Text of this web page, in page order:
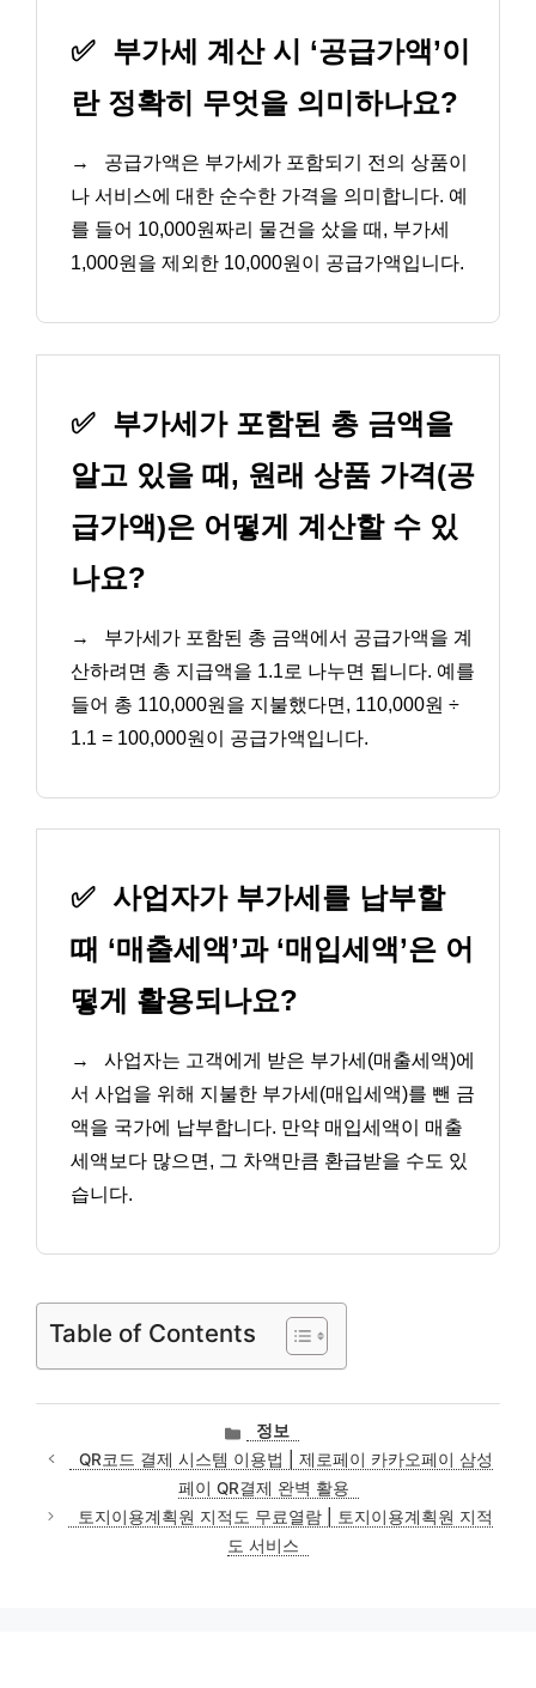
✅ 부가세 계산 시 ‘공급가액’이
란 정확히 무엇을 의미하나요?
→
공급가액은 부가세가 포함되기 전의 상품이
나 서비스에 대한 순수한 가격을 의미합니다. 예
를 들어 10,000원짜리 물건을 샀을 때, 부가세
1,000원을 제외한 10,000원이 공급가액입니다.
✅ 부가세가 포함된 총 금액을
알고 있을 때, 원래 상품 가격(공
급가액)은 어떻게 계산할 수 있
나요?
→
부가세가 포함된 총 금액에서 공급가액을 계
산하려면 총 지급액을 1.1로 나누면 됩니다. 예를
들어 총 110,000원을 지불했다면, 110,000원 ÷
1.1 = 100,000원이 공급가액입니다.
✅ 사업자가 부가세를 납부할
때 ‘매출세액’과 ‘매입세액’은 어
떻게 활용되나요?
→
사업자는 고객에게 받은 부가세(매출세액)에
서 사업을 위해 지불한 부가세(매입세액)를 뺀 금
액을 국가에 납부합니다. 만약 매입세액이 매출
세액보다 많으면, 그 차액만큼 환급받을 수도 있
습니다.
Table of Contents
카
테
고
리
정보
QR코드 결제 시스템 이용법 | 제로페이 카카오페이 삼성
페이 QR결제 완벽 활용
토지이용계획원 지적도 무료열람 | 토지이용계획원 지적
도 서비스